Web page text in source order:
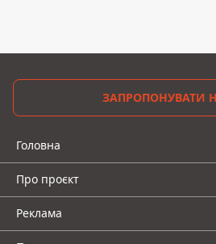
ЗАПРОПОНУВАТИ
Головна
Про проєкт
Реклама